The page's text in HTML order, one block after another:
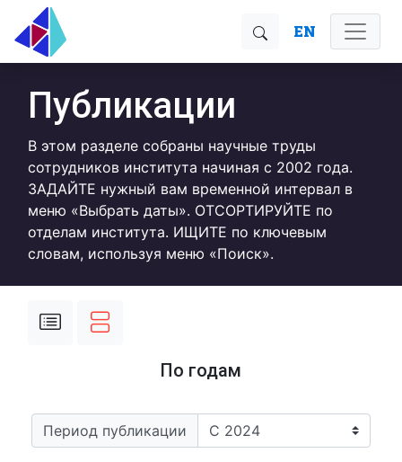
EN
Публикации
В этом разделе собраны научные труды
сотрудников института начиная с 2002 года.
ЗАДАЙТЕ нужный вам временной интервал в
меню «Выбрать даты». ОТСОРТИРУЙТЕ по
отделам института. ИЩИТЕ по ключевым
словам, используя меню «Поиск».
По годам
Период публикации